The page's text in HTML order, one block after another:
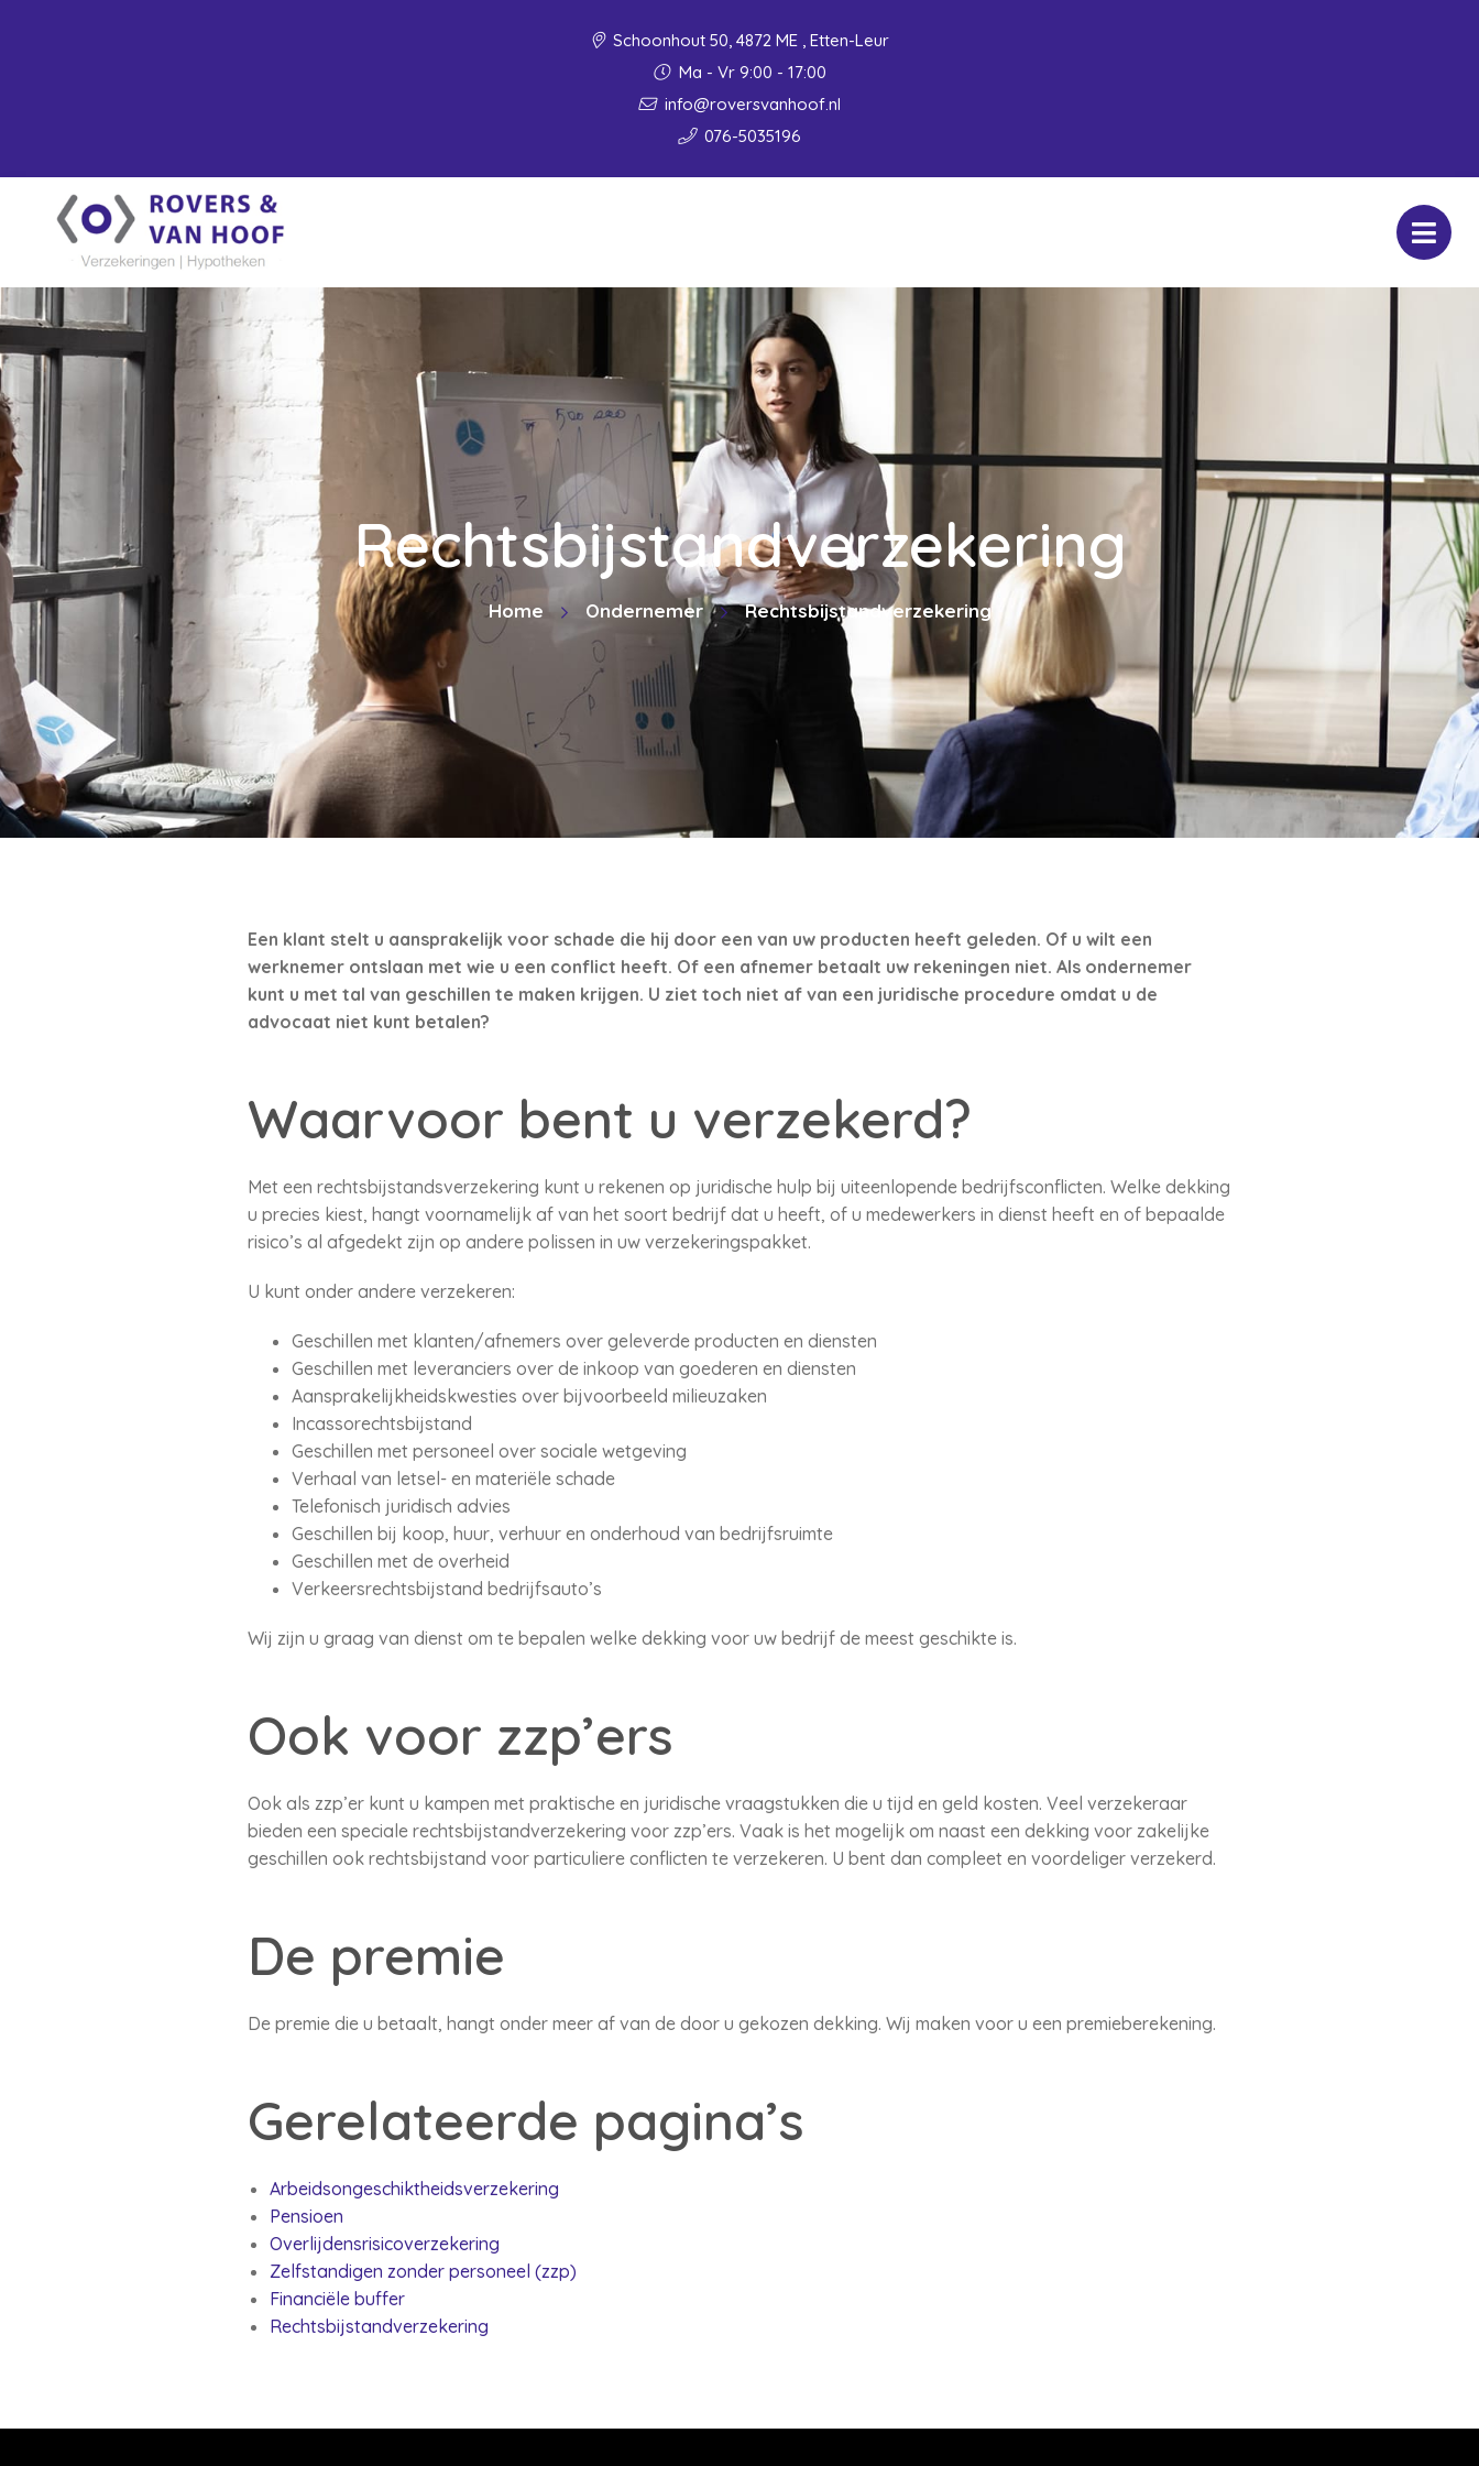
Schoonhout 50, 4872 ME , Etten-Leur
Ma - Vr 9:00 - 17:00
info@roversvanhoof.nl
076-5035196
Rechtsbijstandverzekering
Home Ondernemer Rechtsbijstandverzekering
Een klant stelt u aansprakelijk voor schade die hij door een van uw producten heeft geleden. Of u wilt een
werknemer ontslaan met wie u een conflict heeft. Of een afnemer betaalt uw rekeningen niet. Als ondernemer
kunt u met tal van geschillen te maken krijgen. U ziet toch niet af van een juridische procedure omdat u de
advocaat niet kunt betalen?
Waarvoor bent u verzekerd?
Met een rechtsbijstandsverzekering kunt u rekenen op juridische hulp bij uiteenlopende bedrijfsconflicten. Welke dekking
u precies kiest, hangt voornamelijk af van het soort bedrijf dat u heeft, of u medewerkers in dienst heeft en of bepaalde
risico’s al afgedekt zijn op andere polissen in uw verzekeringspakket.
U kunt onder andere verzekeren:
Geschillen met klanten/afnemers over geleverde producten en diensten
Geschillen met leveranciers over de inkoop van goederen en diensten
Aansprakelijkheidskwesties over bijvoorbeeld milieuzaken
Incassorechtsbijstand
Geschillen met personeel over sociale wetgeving
Verhaal van letsel- en materiële schade
Telefonisch juridisch advies
Geschillen bij koop, huur, verhuur en onderhoud van bedrijfsruimte
Geschillen met de overheid
Verkeersrechtsbijstand bedrijfsauto’s
Wij zijn u graag van dienst om te bepalen welke dekking voor uw bedrijf de meest geschikte is.
Ook voor zzp’ers
Ook als zzp’er kunt u kampen met praktische en juridische vraagstukken die u tijd en geld kosten. Veel verzekeraar
bieden een speciale rechtsbijstandverzekering voor zzp’ers. Vaak is het mogelijk om naast een dekking voor zakelijke
geschillen ook rechtsbijstand voor particuliere conflicten te verzekeren. U bent dan compleet en voordeliger verzekerd.
De premie
De premie die u betaalt, hangt onder meer af van de door u gekozen dekking. Wij maken voor u een premieberekening.
Gerelateerde pagina’s
Arbeidsongeschiktheidsverzekering
Pensioen
Overlijdensrisicoverzekering
Zelfstandigen zonder personeel (zzp)
Financiële buffer
Rechtsbijstandverzekering